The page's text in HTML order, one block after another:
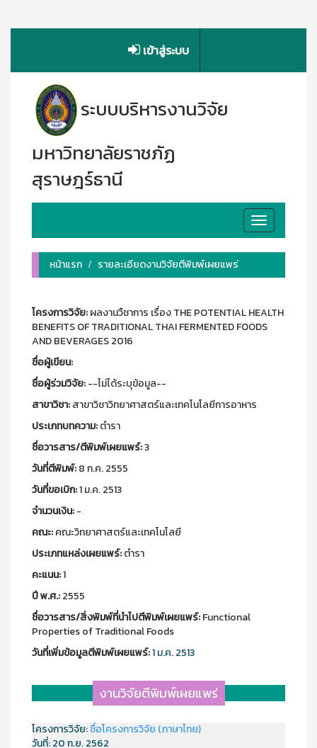
เข้าสู่ระบบ
ระบบบริหารงานวิจัย
มหาวิทยาลัยราชภัฏ
สุราษฎร์ธานี
Toggle
navigation
หน้าแรก
รายละเอียดงานวิจัยตีพิมพ์เผยแพร่
โครงการวิจัย:ผลงานวืชาการ เรื่อง THE POTENTIAL HEALTH
BENEFITS OF TRADITIONAL THAI FERMENTED FOODS
AND BEVERAGES 2016
ชื่อผู้เขียน:
ชื่อผู้ร่วมวิจัย:--ไม่ได้ระบุข้อมูล--
สาขาวิชา:สาขาวิชาวิทยาศาสตร์และเทคโนโลยีการอาหาร
ประเภทบทความ:ตำรา
ชื่อวารสาร/ตีพิมพ์เผยแพร์:3
วันที่ตีพิมพ์:8 ก.ค. 2555
วันที่ขอเบิก:1 ม.ค. 2513
จำนวนเงิน:-
คณะ:คณะวิทยาศาสตร์และเทคโนโลยี
ประเภทแหล่งเผยแพร์:ตำรา
คะแนน:1
ปี พ.ศ.:2555
ชื่อวารสาร/สิ่งพิมพ์ที่นำไปตีพิมพ์เผยแพร์:Functional
Properties of Traditional Foods
วันที่เพิ่มข้อมูลตีพิมพ์เผยแพร์:1 ม.ค. 2513
งานวิจัยตีพิมพ์เผยแพร่
โครงการวิจัย:ชื่อโครงการวิจัย (ภาษาไทย)
วันที่:20 ก.ย. 2562